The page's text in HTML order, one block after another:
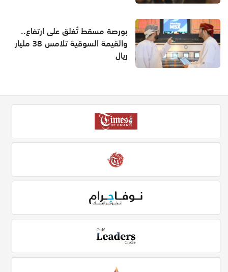
بورصة مسقط تُغلق على ارتفاع..
والقيمة السوقية تلامس 38 مليار
ريال